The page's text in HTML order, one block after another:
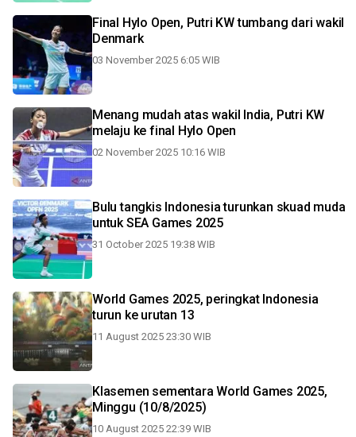
Final Hylo Open, Putri KW tumbang dari wakil
Denmark
03 November 2025 6:05 WIB
Menang mudah atas wakil India, Putri KW
melaju ke final Hylo Open
02 November 2025 10:16 WIB
Bulu tangkis Indonesia turunkan skuad muda
untuk SEA Games 2025
31 October 2025 19:38 WIB
World Games 2025, peringkat Indonesia
turun ke urutan 13
11 August 2025 23:30 WIB
Klasemen sementara World Games 2025,
Minggu (10/8/2025)
10 August 2025 22:39 WIB